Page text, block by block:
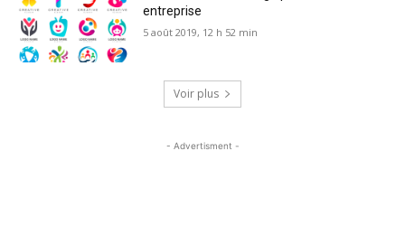
entreprise
5 août 2019, 12 h 52 min
Voir plus
- Advertisment -